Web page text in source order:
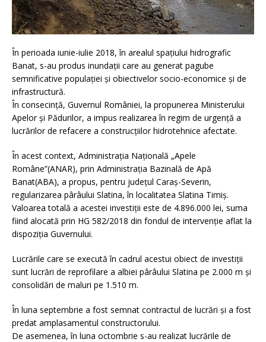
În perioada iunie-iulie 2018, în arealul spațiului hidrografic
Banat, s-au produs inundații care au generat pagube
semnificative populației și obiectivelor socio-economice și de
infrastructură.
În consecință, Guvernul României, la propunerea Ministerului
Apelor și Pădurilor, a impus realizarea în regim de urgenţă a
lucrărilor de refacere a construcţiilor hidrotehnice afectate.
În acest context, Administrația Națională „Apele
Române”(ANAR), prin Administrația Bazinală de Apă
Banat(ABA), a propus, pentru județul Caraș-Severin,
regularizarea pârâului Slatina, în localitatea Slatina Timiș.
Valoarea totală a acestei investiții este de 4.896.000 lei, suma
fiind alocată prin HG 582/2018 din fondul de intervenție aflat la
dispoziția Guvernului.
Lucrările care se execută în cadrul acestui obiect de investiții
sunt lucrări de reprofilare a albiei pârâului Slatina pe 2.000 m și
consolidări de maluri pe 1.510 m.
În luna septembrie a fost semnat contractul de lucrări și a fost
predat amplasamentul constructorului.
De asemenea, în luna octombrie s-au realizat lucrările de